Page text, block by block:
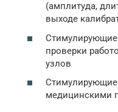
(амплитуда,
выходе
проверки
узлов
медицинскими